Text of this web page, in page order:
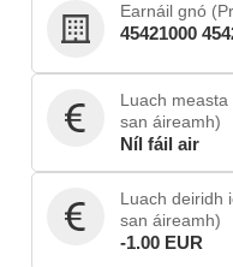
Earnáil gnó
45421000
Luach measta
san áireamh)
Níl fáil air
Luach deiridh
san áireamh)
-1.00 EUR